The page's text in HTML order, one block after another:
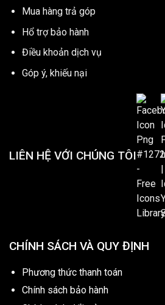
Mua hàng trả góp
Hổ trợ bảo hành
Điều khoản dịch vụ
Góp ý, khiếu nại
LIÊN HỆ VỚI CHÚNG TÔI
CHÍNH SÁCH VÀ QUY ĐỊNH
Phương thức thanh toán
Chính sách bảo hành